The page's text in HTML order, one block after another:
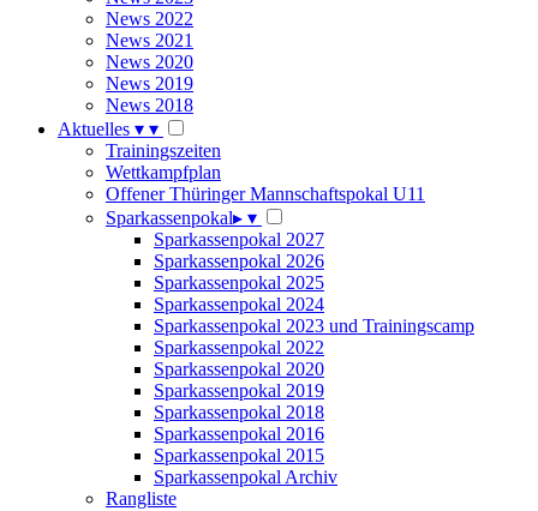
News 2022
News 2021
News 2020
News 2019
News 2018
Aktuelles ▾ ▾
Trainingszeiten
Wettkampfplan
Offener Thüringer Mannschaftspokal U11
Sparkassenpokal▸ ▾
Sparkassenpokal 2027
Sparkassenpokal 2026
Sparkassenpokal 2025
Sparkassenpokal 2024
Sparkassenpokal 2023 und Trainingscamp
Sparkassenpokal 2022
Sparkassenpokal 2020
Sparkassenpokal 2019
Sparkassenpokal 2018
Sparkassenpokal 2016
Sparkassenpokal 2015
Sparkassenpokal Archiv
Rangliste